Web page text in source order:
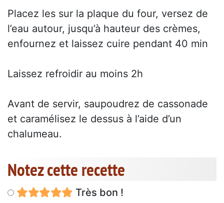
Placez les sur la plaque du four, versez de
l’eau autour, jusqu’à hauteur des crèmes,
enfournez et laissez cuire pendant 40 min
Laissez refroidir au moins 2h
Avant de servir, saupoudrez de cassonade
et caramélisez le dessus à l’aide d’un
chalumeau.
Notez cette recette
Très bon !